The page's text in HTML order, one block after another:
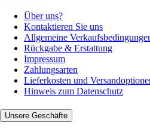
Über uns?
Kontaktieren Sie uns
Allgemeine
Rückgabe & Erstattung
Impressum
Zahlungsarten
Lieferkosten und
Hinweis zum Datenschutz
Unsere Geschäfte